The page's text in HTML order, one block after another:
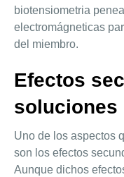
biotensiometria
electromágneticas
del miembro.
Efectos
soluciones
Uno de los aspectos
son los efectos
Aunque dichos